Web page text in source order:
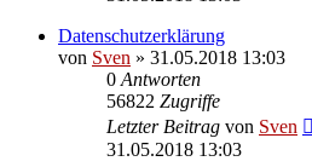
Datenschutzerklärung
von Sven » 31.05.2018 13:03
0 Antworten
56822 Zugriffe
Letzter Beitrag von Sven
31.05.2018 13:03